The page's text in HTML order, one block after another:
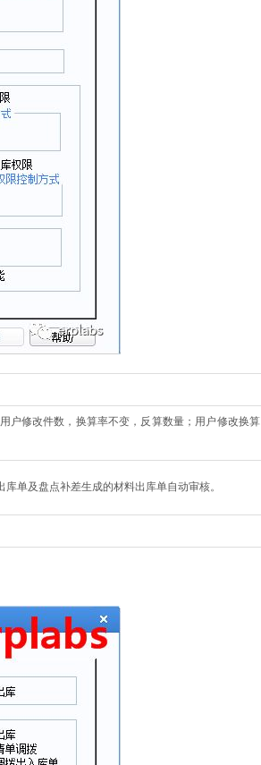
户修改件数，换算率不变，反算数量；用户修改换算
单及盘点补差生成的材料出库单自动审核。